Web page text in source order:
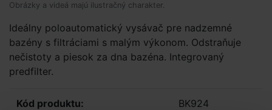
Obrázky a videá majú ilustračný charakter.
Ideálny poloautomatický vysávač pre nadzemné
bazény s filtráciami s malým výkonom. Odstraňuje
nečistoty a piesok za dna bazéna. Integrovaný
predfilter.
Kód produktu: BK924